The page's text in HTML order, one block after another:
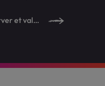
Vidéo Intro - Collecter, conserver et valoriser le patrimoine MICHELIN